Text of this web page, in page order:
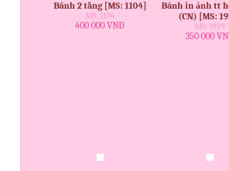
Bánh 2 tầng [MS: 1104]
MS: 1104
400 000 VNĐ
Bánh in ảnh tt
(CN) [MS:
MS: 1929
350 000